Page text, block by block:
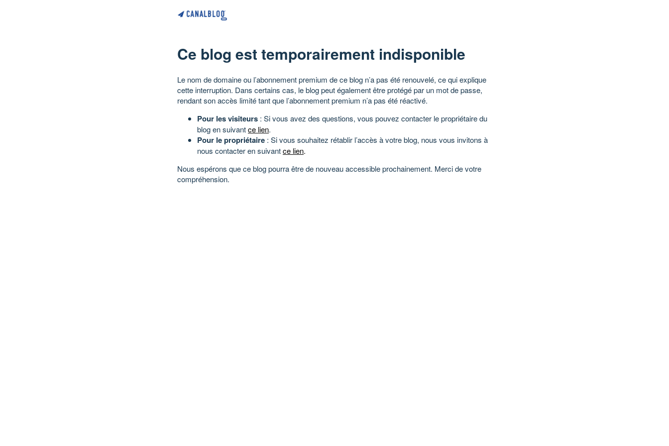
Ce blog est temporairement indisponible
Le nom de domaine ou l’abonnement premium de ce blog n’a pas été renouvelé, ce qui explique
cette interruption. Dans certains cas, le blog peut également être protégé par un mot de passe,
rendant son accès limité tant que l’abonnement premium n’a pas été réactivé.
Pour les visiteurs : Si vous avez des questions, vous pouvez contacter le propriétaire du
blog en suivantce lien.
Pour le propriétaire : Si vous souhaitez rétablir l’accès à votre blog, nous vous invitons à
nous contacter en suivantce lien.
Nous espérons que ce blog pourra être de nouveau accessible prochainement. Merci de votre
compréhension.